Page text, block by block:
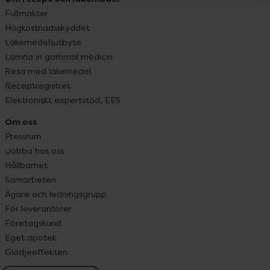
Fullmakter
Högkostnadsskyddet
Läkemedelsutbyte
Lämna in gammal medicin
Resa med läkemedel
Receptregistret
Elektroniskt expertstöd, EES
Om oss
Pressrum
Jobba hos oss
Hållbarhet
Samarbeten
Ägare och ledningsgrupp
För leverantörer
Företagskund
Eget apotek
Glädjeeffekten